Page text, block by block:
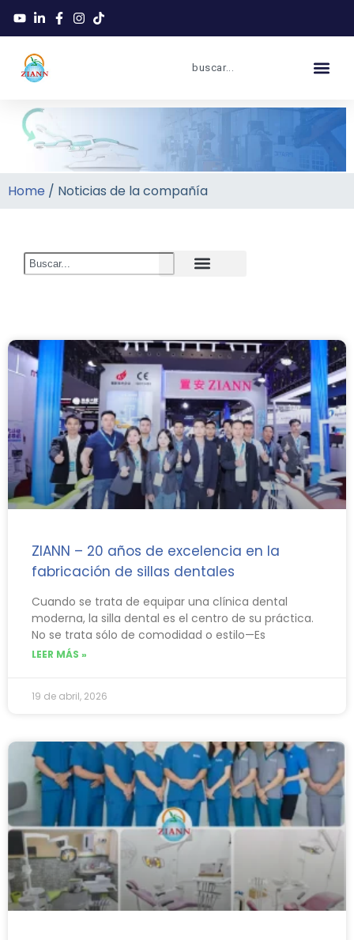
Home / Noticias de la compañía
ZIANN – 20 años de excelencia en la
fabricación de sillas dentales
Cuando se trata de equipar una clínica dental
moderna, la silla dental es el centro de su práctica.
No se trata sólo de comodidad o estilo—Es
LEER MÁS »
19 de abril, 2026